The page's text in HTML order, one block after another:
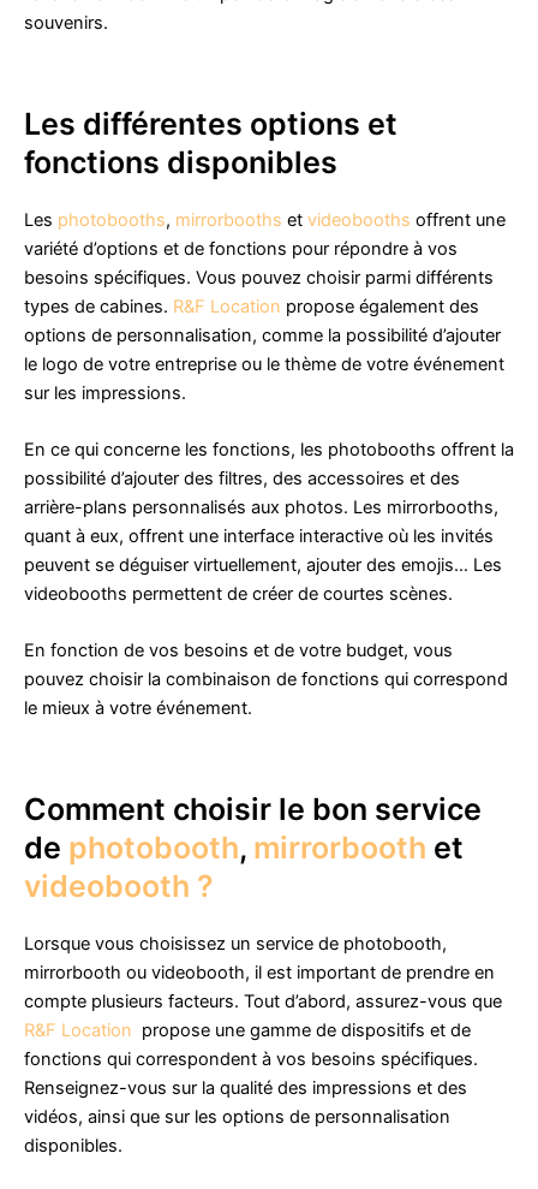
souvenirs.
Les différentes options et
fonctions disponibles
Les photobooths, mirrorbooths et videobooths offrent une
variété d’options et de fonctions pour répondre à vos
besoins spécifiques. Vous pouvez choisir parmi différents
types de cabines. R&F Location propose également des
options de personnalisation, comme la possibilité d’ajouter
le logo de votre entreprise ou le thème de votre événement
sur les impressions.
En ce qui concerne les fonctions, les photobooths offrent la
possibilité d’ajouter des filtres, des accessoires et des
arrière-plans personnalisés aux photos. Les mirrorbooths,
quant à eux, offrent une interface interactive où les invités
peuvent se déguiser virtuellement, ajouter des emojis… Les
videobooths permettent de créer de courtes scènes.
En fonction de vos besoins et de votre budget, vous
pouvez choisir la combinaison de fonctions qui correspond
le mieux à votre événement.
Comment choisir le bon service
de photobooth, mirrorbooth et
videobooth ?
Lorsque vous choisissez un service de photobooth,
mirrorbooth ou videobooth, il est important de prendre en
compte plusieurs facteurs. Tout d’abord, assurez-vous que
R&F Location propose une gamme de dispositifs et de
fonctions qui correspondent à vos besoins spécifiques.
Renseignez-vous sur la qualité des impressions et des
vidéos, ainsi que sur les options de personnalisation
disponibles.